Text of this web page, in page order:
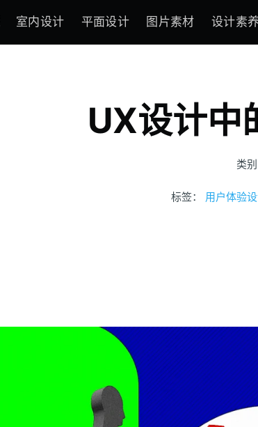
室内设计 平面设计 图片素材 设计素养
UX设计中
类别
标签： 用户体验